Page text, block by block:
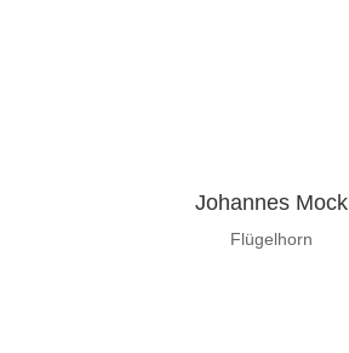
Johannes Mock
Flügelhorn